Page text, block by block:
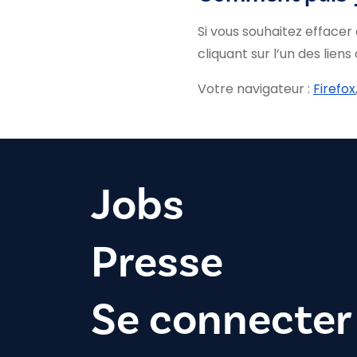
Si vous souhaitez
cliquant sur l’un des liens
Votre navigateur : Firefox,
Jobs
Presse
Se connecter